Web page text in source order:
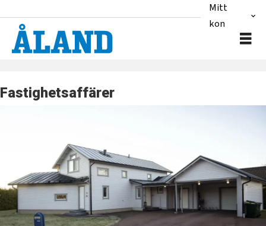
Mitt
konto
Fastighetsaffärer